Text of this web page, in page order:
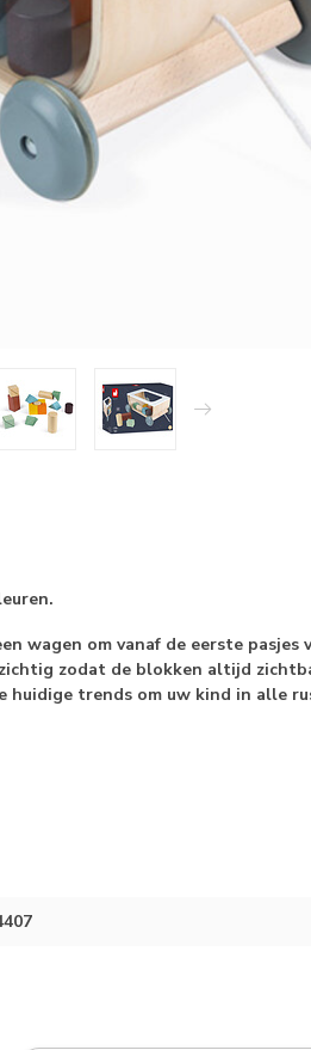
wagen om vanaf de eerste pasjes
zodat de blokken altijd
huidige trends om uw kind in alle